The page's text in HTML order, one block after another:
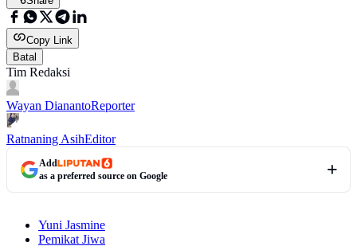
Copy Link
Batal
Tim Redaksi
Wayan DianantoReporter
Ratnaning AsihEditor
Add
as a preferred source on Google
Yuni Jasmine
Pemikat Jiwa